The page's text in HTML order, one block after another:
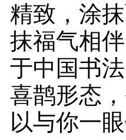
精致，涂
抹福气相
于中国书
喜鹊形态
以与你一眼